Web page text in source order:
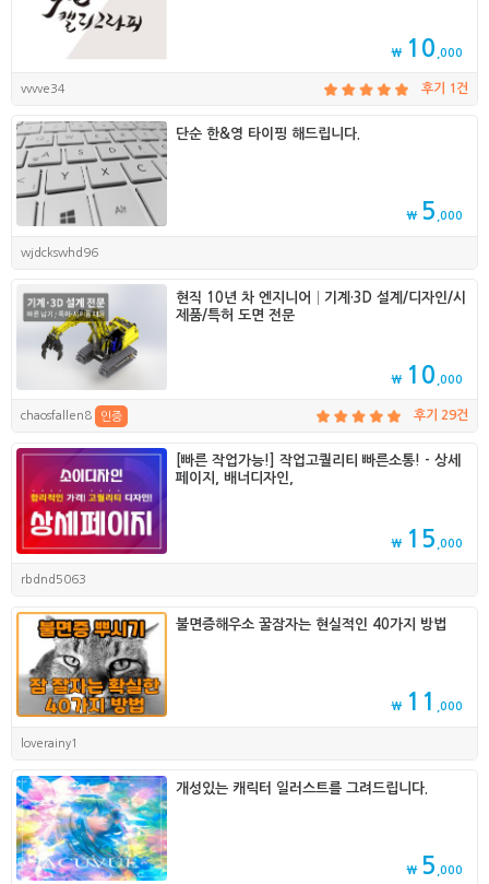
₩ 10 ,000
vvvve34 후기 1건
단순 한&영 타이핑 해드립니다.
₩ 5 ,000
wjdckswhd96
현직 10년 차 엔지니어│기계·3D 설계/디자인/시
제품/특허 도면 전문
₩ 10 ,000
chaosfallen8 인증 후기 29건
[빠른 작업가능!] 작업고퀄리티 빠른소통! - 상세
페이지, 배너디자인,
₩ 15 ,000
rbdnd5063
불면증해우소 꿀잠자는 현실적인 40가지 방법
₩ 11 ,000
loverainy1
개성있는 캐릭터 일러스트를 그려드립니다.
₩ 5 ,000